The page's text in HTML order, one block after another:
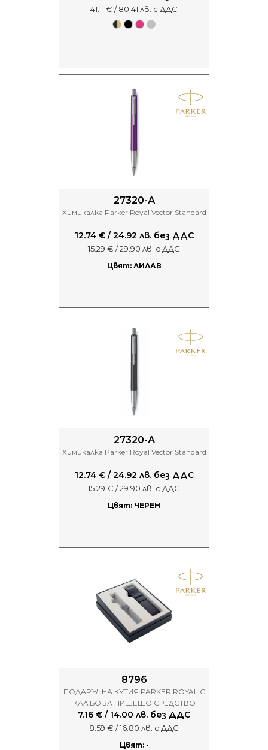
41.11 € / 80.41 лв. с ДДС
27320-А
Химикалка Parker Royal Vector Standard
12.74 € / 24.92 лв. без ДДС
15.29 € / 29.90 лв. с ДДС
Цвят: ЛИЛАВ
27320-А
Химикалка Parker Royal Vector Standard
12.74 € / 24.92 лв. без ДДС
15.29 € / 29.90 лв. с ДДС
Цвят: ЧЕРЕН
8796
ПОДАРЪЧНА КУТИЯ PARKER ROYAL С
КАЛЪФ ЗА ПИШЕЩО СРЕДСТВО
7.16 € / 14.00 лв. без ДДС
8.59 € / 16.80 лв. с ДДС
Цвят: -